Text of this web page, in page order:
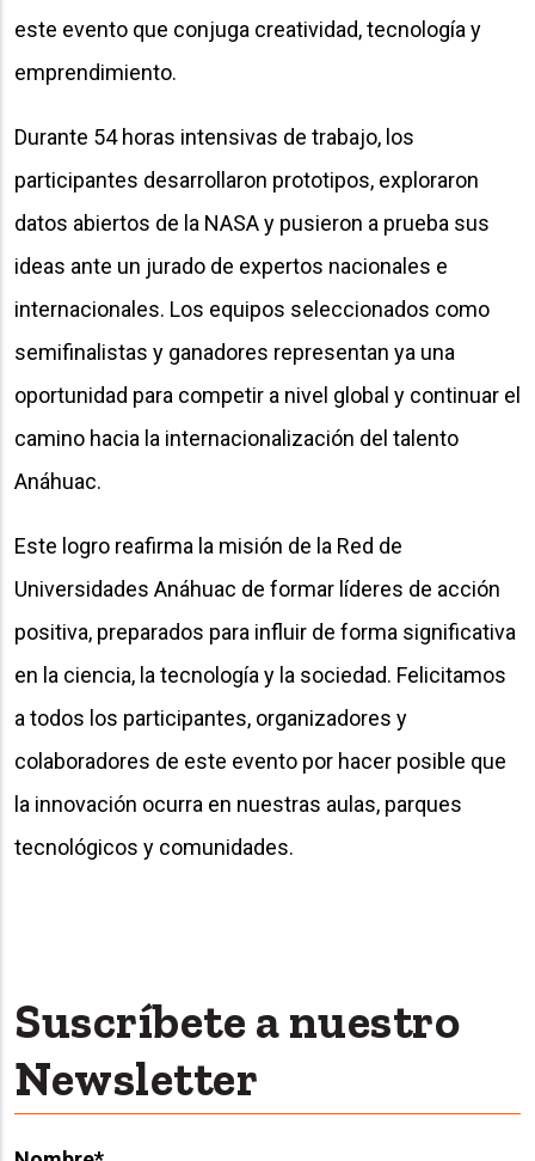
este evento que conjuga creatividad, tecnología y
emprendimiento.
Durante 54 horas intensivas de trabajo, los
participantes desarrollaron prototipos, exploraron
datos abiertos de la NASA y pusieron a prueba sus
ideas ante un jurado de expertos nacionales e
internacionales. Los equipos seleccionados como
semifinalistas y ganadores representan ya una
oportunidad para competir a nivel global y continuar el
camino hacia la internacionalización del talento
Anáhuac.
Este logro reafirma la misión de la Red de
Universidades Anáhuac de formar líderes de acción
positiva, preparados para influir de forma significativa
en la ciencia, la tecnología y la sociedad. Felicitamos
a todos los participantes, organizadores y
colaboradores de este evento por hacer posible que
la innovación ocurra en nuestras aulas, parques
tecnológicos y comunidades.
Suscríbete a nuestro
Newsletter